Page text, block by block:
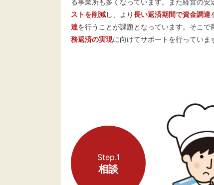
る事業所も多くなっています。また経営の安
ストを削減し、より長い返済期間で資金調達
達を行うことが課題となっています。そこで
務返済の実現に向けてサポートを行っていま
Step.1
相談